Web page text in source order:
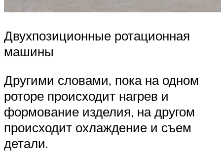
Двухпозиционные ротационная
машины
Другими словами, пока на одном
роторе происходит нагрев и
формование изделия, на другом
происходит охлаждение и съем
детали.